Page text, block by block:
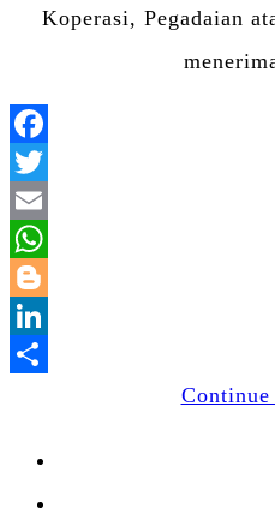
Koperasi, Pegadaian
Continue